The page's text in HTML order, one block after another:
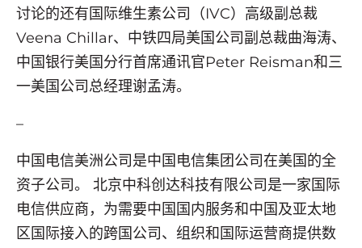
讨论的还有国际维生素公司（IVC）高级副总裁
Veena Chillar、中铁四局美国公司副总裁曲海涛、
中国银行美国分行首席通讯官Peter Reisman和三
一美国公司总经理谢孟涛。
–
中国电信美洲公司是中国电信集团公司在美国的全
资子公司。 北京中科创达科技有限公司是一家国际
电信供应商，为需要中国国内服务和中国及亚太地
区国际接入的跨国公司、组织和国际运营商提供数